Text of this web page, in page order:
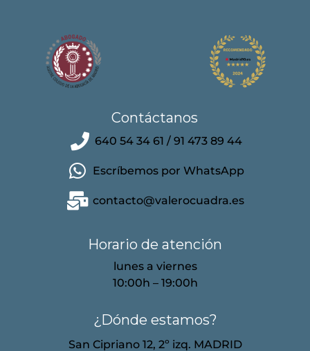
Contáctanos
640 54 34 61 / 91 473 89 44
Escríbemos por WhatsApp
contacto@valerocuadra.es
Horario de atención
lunes a viernes
10:00h – 19:00h
¿Dónde estamos?
San Cipriano 12, 2º izq. MADRID